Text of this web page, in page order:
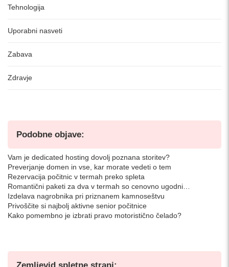
Tehnologija
Uporabni nasveti
Zabava
Zdravje
Podobne objave:
Vam je dedicated hosting dovolj poznana storitev?
Preverjanje domen in vse, kar morate vedeti o tem
Rezervacija počitnic v termah preko spleta
Romantični paketi za dva v termah so cenovno ugodni…
Izdelava nagrobnika pri priznanem kamnoseštvu
Privoščite si najbolj aktivne senior počitnice
Kako pomembno je izbrati pravo motoristično čelado?